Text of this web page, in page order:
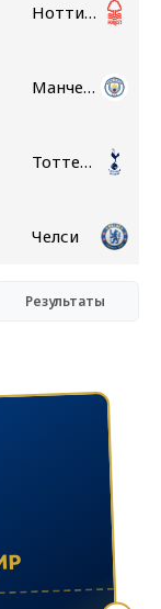
Ноттингем Форест
Манчестер Сити
Тоттенхэм
Челси
Результаты